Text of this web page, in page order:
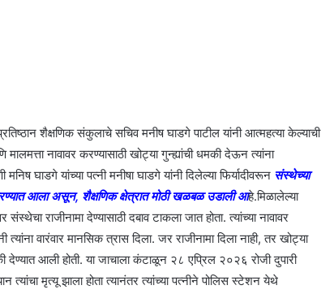
शैक्षणिक संकुलाचे सचिव मनीष घाडगे पाटील यांनी आत्महत्या केल्याची
नावावर करण्यासाठी खोट्या गुन्ह्यांची धमकी देऊन त्यांना
घाडगे यांच्या पत्नी मनीषा घाडगे यांनी दिलेल्या फिर्यादीवरून संस्थेच्या
आला असून, शैक्षणिक क्षेत्रात मोठी खळबळ उडाली आहे.मिळालेल्या
राजीनामा देण्यासाठी दबाव टाकला जात होता. त्यांच्या नावावर
वारंवार मानसिक त्रास दिला. जर राजीनामा दिला नाही, तर खोट्या
आली होती. या जाचाला कंटाळून २८ एप्रिल २०२६ रोजी दुपारी
मृत्यू झाला होता त्यानंतर त्यांच्या पत्नीने पोलिस स्टेशन येथे